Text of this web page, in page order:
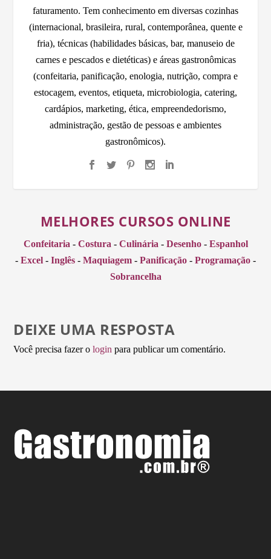
faturamento. Tem conhecimento em diversas cozinhas
(internacional, brasileira, rural, contemporânea, quente e
fria), técnicas (habilidades básicas, bar, manuseio de
carnes e pescados e dietéticas) e áreas gastronômicas
(confeitaria, panificação, enologia, nutrição, compra e
estocagem, eventos, etiqueta, microbiologia, catering,
cardápios, marketing, ética, empreendedorismo,
administração, gestão de pessoas e ambientes
gastronômicos).
MELHORES CURSOS ONLINE
Confeitaria - Costura - Culinária - Desenho- Espanhol
- Excel - Inglês - Maquiagem - Panificação - Programação -
Sobrancelha
DEIXE UMA RESPOSTA
Você precisa fazer ologin para publicar um comentário.